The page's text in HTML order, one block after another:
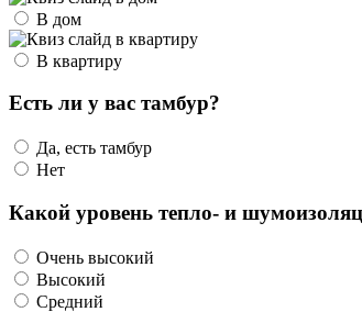
В дом
В квартиру
Есть ли у вас тамбур?
Да, есть тамбур
Нет
Какой уровень тепло- и
Очень высокий
Высокий
Средний